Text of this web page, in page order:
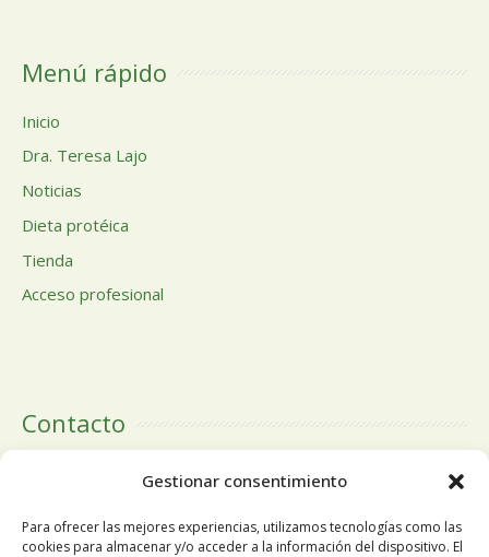
Gestionar consentimiento
Para ofrecer las mejores experiencias, utilizamos tecnologías como las
cookies para almacenar y/o acceder a la información del dispositivo. El
Menú rápido
Inicio
Dra. Teresa Lajo
Noticias
Dieta protéica
Tienda
Acceso profesional
Contacto
Calle Doctor Calero, 19 Centro Comercial El Tutti 1ª Planta,